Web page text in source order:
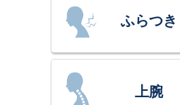
ふらつき
上腕